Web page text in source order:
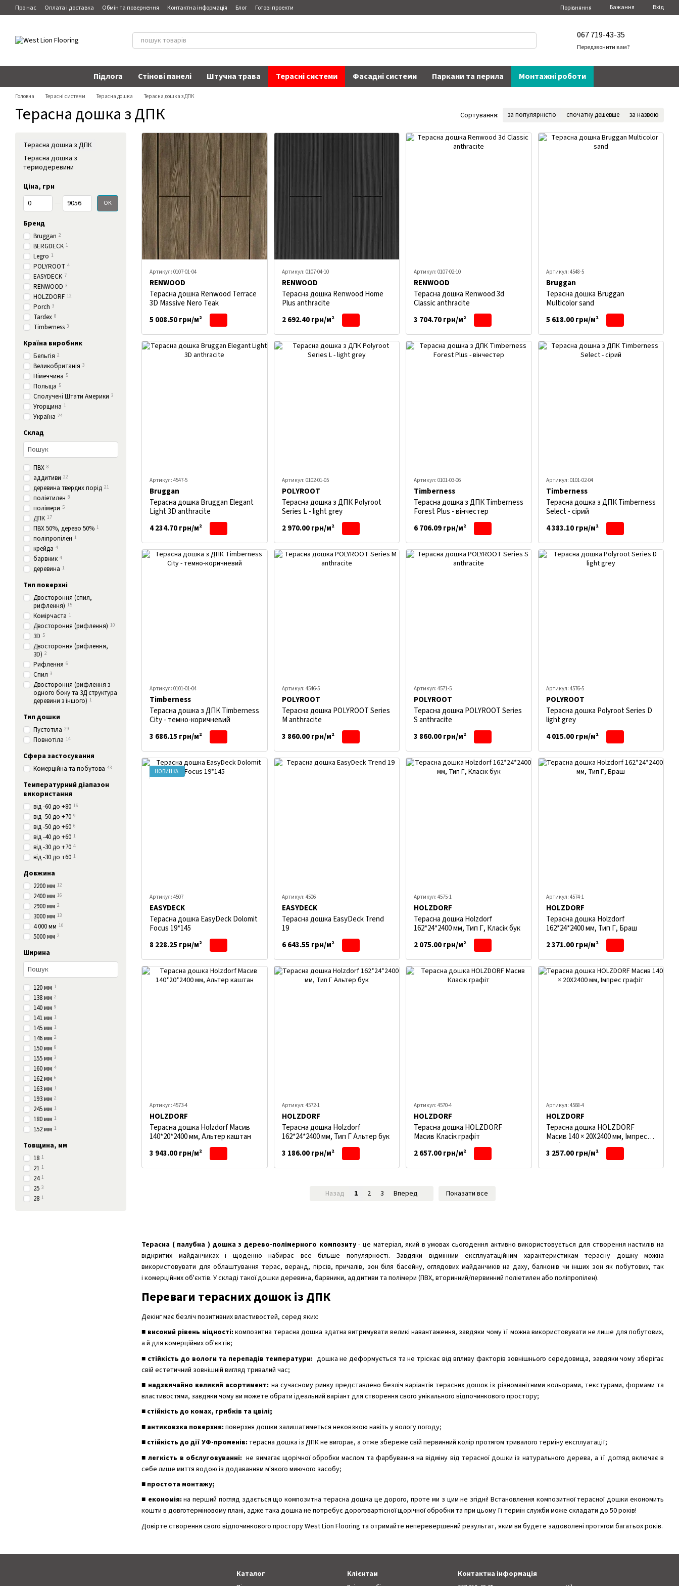
Перейти до основного контенту
Про нас Оплата і доставка Обмін та повернення Контактна інформація Блог Готові проекти Порівняння Бажання Вхід
067 719-43-35
Передзвонити вам?
Підлога Стінові панелі Штучна трава Терасні системи Фасадні системи Паркани та перила Монтажні роботи
Головна Терасні системи Терасна дошка Терасна дошка з ДПК
Терасна дошка з ДПК Сортування: за популярністю спочатку дешевше за назвою
Терасна ( палубна ) дошка з дерево-полімерного композиту- це матеріал, який в умовах сьогодення активно використовується для створення настилів на
відкритих майданчиках і щоденно набирає все більше популярності. Завдяки відмінним експлуатаційним характеристикам терасну дошку можна
використовувати для облаштування терас, веранд, пірсів, причалів, зон біля басейну, оглядових майданчиків на даху, балконів чи інших зон як побутових, так
і комерційних об'єктів. У складі такої дошки деревина, барвники, аддитиви та полімери (ПВХ, вторинний/первинний поліетилен або поліпропілен).
Переваги терасних дошок із ДПК
Декінг має безліч позитивних властивостей, серед яких:
■ високий рівень міцності:композитна терасна дошка здатна витримувати великі навантаження, завдяки чому її можна використовувати не лише для побутових,
а й для комерційних об'єктів;
■ стійкість до вологи та перепадів температури: дошка не деформується та не тріскає від впливу факторів зовнішнього середовища, завдяки чому зберігає
свій естетичний зовнішній вигляд тривалий час;
■ надзвичайно великий асортимент: на сучасному ринку представлено безліч варіантів терасних дошок із різноманітними кольорами, текстурами, формами та
властивостями, завдяки чому ви можете обрати ідеальний варіант для створення свого унікального відпочинкового простору;
■ стійкість до комах, грибків та цвілі;
■ антиковзка поверхня: поверхня дошки залишатиметься нековзкою навіть у вологу погоду;
■ стійкість до дії УФ-променів: терасна дошка із ДПК не вигорає, а отже збереже свій первинний колір протягом тривалого терміну експлуатації;
■ легкість в обслуговуванні: не вимагає щорічної обробки маслом та фарбування на відміну від терасної дошки із натурального дерева, а її догляд включає в
себе лише миття водою із додаванням м'якого миючого засобу;
■ простота монтажу;
■ економія:на перший погляд здається що композитна терасна дошка це дорого, проте ми з цим не згідні! Встановлення композитної терасної дошки економить
кошти в довготерміновому плані, адже така дошка не потребує дороговартісної щорічної обробки та при цьому її термін служби може складати до 50 років!
Довірте створення свого відпочинкового простору West Lion Flooring та отримайте неперевершений результат, яким ви будете задоволені протягом багатьох років.
Артикул: 0107-01-04
RENWOOD
Терасна дошка Renwood Terrace
3D Massive Nero Teak
5 008.50 грн/м²
Артикул: 0107-04-10
RENWOOD
Терасна дошка Renwood Home
Plus anthracite
2 692.40 грн/м²
Артикул: 0107-02-10
RENWOOD
Терасна дошка Renwood 3d
Classic anthracite
3 704.70 грн/м²
Артикул: 4548-5
Bruggan
Терасна дошка Bruggan
Multicolor sand
5 618.00 грн/м²
Артикул: 4547-5
Bruggan
Терасна дошка Bruggan Elegant
Light 3D anthracite
4 234.70 грн/м²
Артикул: 0102-01-05
POLYROOT
Терасна дошка з ДПК Polyroot
Series L - light grey
2 970.00 грн/м²
Артикул: 0101-03-06
Timberness
Терасна дошка з ДПК Timberness
Forest Plus - вінчестер
6 706.09 грн/м²
Артикул: 0101-02-04
Timberness
Терасна дошка з ДПК Timberness
Select - сірий
4 383.10 грн/м²
Артикул: 0101-01-04
Timberness
Терасна дошка з ДПК Timberness
City - темно-коричневий
3 686.15 грн/м²
Артикул: 4546-5
POLYROOT
Терасна дошка POLYROOT Series
M anthracite
3 860.00 грн/м²
Артикул: 4571-5
POLYROOT
Терасна дошка POLYROOT Series
S anthracite
3 860.00 грн/м²
Артикул: 4576-5
POLYROOT
Терасна дошка Polyroot Series D
light grey
4 015.00 грн/м²
НОВИНКА
Артикул: 4507
EASYDECK
Терасна дошка EasyDeck Dolomit
Focus 19*145
8 228.25 грн/м²
Артикул: 4506
EASYDECK
Терасна дошка EasyDeck Trend
19
6 643.55 грн/м²
Артикул: 4575-1
HOLZDORF
Терасна дошка Holzdorf
162*24*2400 мм, Тип Г, Класік бук
2 075.00 грн/м²
Артикул: 4574-1
HOLZDORF
Терасна дошка Holzdorf
162*24*2400 мм, Тип Г, Браш
2 371.00 грн/м²
Артикул: 4573-4
HOLZDORF
Терасна дошка Holzdorf Масив
140*20*2400 мм, Альтер каштан
3 943.00 грн/м²
Артикул: 4572-1
HOLZDORF
Терасна дошка Holzdorf
162*24*2400 мм, Тип Г Альтер бук
3 186.00 грн/м²
Артикул: 4570-4
HOLZDORF
Терасна дошка HOLZDORF
Масив Класік графіт
2 657.00 грн/м²
Артикул: 4568-4
HOLZDORF
Терасна дошка HOLZDORF
Масив 140 × 20Х2400 мм, Імпрес
графіт
3 257.00 грн/м²
Назад 1 2 3 Вперед Показати все
Терасна дошка з ДПК
Терасна дошка з
термодеревини
Ціна, грн
Від Ціна, грн
До Ціна, грн ОК
Бренд
Bruggan 2
BERGDECK 1
Legro 1
POLYROOT 4
EASYDECK 7
RENWOOD 3
HOLZDORF 12
Porch 3
Tardex 8
Timberness 3
Країна виробник
Бельгія 2
Великобританія 3
Німеччина 5
Польща 5
Сполучені Штати Америки 3
Угорщина 1
Україна 24
Склад
ПВХ 8
аддитиви 22
деревина твердих порід 21
поліетилен 8
полімери 5
ДПК 17
ПВХ 50%, дерево 50% 1
поліпропілен 1
крейда 4
барвник 4
деревина 1
Тип поверхні
Двостороння (спил,
рифлення) 15
Комірчаста 1
Двостороння (рифлення) 10
3D 5
Двостороння (рифлення,
3D) 2
Рифлення 6
Спил 3
Двостороння (рифлення з
одного боку та 3Д структура
деревини з іншого) 1
Тип дошки
Пустотіла 29
Повнотіла 14
Сфера застосування
Комерційна та побутова 43
Температурний діапазон
використання
від -60 до +80 16
від -50 до +70 9
від -50 до +60 6
від -40 до +60 1
від -30 до +70 4
від -30 до +60 1
Довжина
2200 мм 12
2400 мм 16
2900 мм 2
3000 мм 13
4 000 мм 10
5000 мм 2
Ширина
120 мм 1
138 мм 2
140 мм 9
141 мм 1
145 мм 1
146 мм 2
150 мм 8
155 мм 3
160 мм 4
162 мм 6
163 мм 1
193 мм 2
245 мм 1
180 мм 1
152 мм 1
Товщина, мм
18 1
21 1
24 1
25 3
28 1
Каталог Клієнтам Контактна інформація